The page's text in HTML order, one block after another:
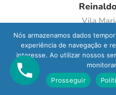
Vila
Nós armazenamos dados
experiência de navegação e
interesse. Ao utilizar nossos
Prosseguir